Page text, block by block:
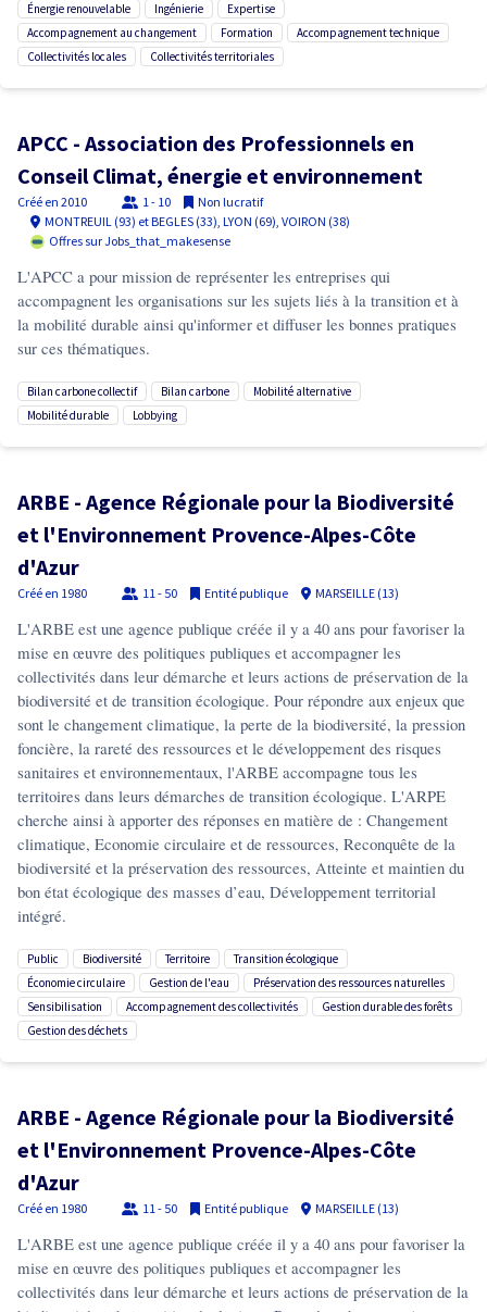
énergie renouvelable ingénierie
expertise
accompagnement au changement
formation
accompagnement technique
collectivités locales
collectivités territoriales
APCC - Association des Professionnels en
Conseil Climat, énergie et environnement
Créé en 2010 1 - 10
Non lucratif
MONTREUIL (93) et BEGLES (33), LYON (69), VOIRON (38)
Offres sur Jobs_that_makesense
L'APCC a pour mission de représenter les entreprises qui
accompagnent les organisations sur les sujets liés à la transition et à
la mobilité durable ainsi qu'informer et diffuser les bonnes pratiques
sur ces thématiques.
bilan carbone collectif bilan carbone
mobilité alternative
mobilité durable
lobbying
ARBE - Agence Régionale pour la Biodiversité
et l'Environnement Provence-Alpes-Côte
d'Azur
Créé en 1980 11 - 50 Entité publique MARSEILLE (13)
L'ARBE est une agence publique créée il y a 40 ans pour favoriser la
mise en œuvre des politiques publiques et accompagner les
collectivités dans leur démarche et leurs actions de préservation de la
biodiversité et de transition écologique. Pour répondre aux enjeux que
sont le changement climatique, la perte de la biodiversité, la pression
foncière, la rareté des ressources et le développement des risques
sanitaires et environnementaux, l'ARBE accompagne tous les
territoires dans leurs démarches de transition écologique. L'ARPE
cherche ainsi à apporter des réponses en matière de : Changement
climatique, Economie circulaire et de ressources, Reconquête de la
biodiversité et la préservation des ressources, Atteinte et maintien du
bon état écologique des masses d’eau, Développement territorial
intégré.
public biodiversité territoire
transition écologique
économie circulaire
gestion de l'eau
préservation des ressources naturelles
sensibilisation
accompagnement des collectivités
gestion durable des forêts
gestion des déchets
ARBE - Agence Régionale pour la Biodiversité
et l'Environnement Provence-Alpes-Côte
d'Azur
Créé en 1980 11 - 50 Entité publique MARSEILLE (13)
L'ARBE est une agence publique créée il y a 40 ans pour favoriser la
mise en œuvre des politiques publiques et accompagner les
collectivités dans leur démarche et leurs actions de préservation de la